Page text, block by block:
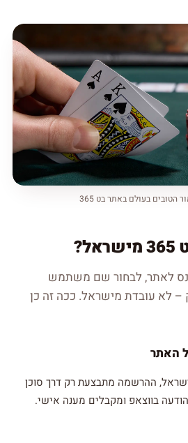
הטובים בעולם באתר בט 365
לאתר, לבחור שם משתמש
לא עובדת מישראל. ככה זה כן
האתר
ההרשמה מתבצעת רק דרך סוכן